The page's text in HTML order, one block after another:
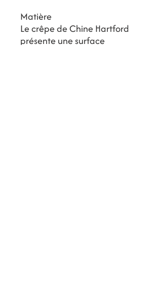
Matière
Le crêpe de Chine Hartford
présente une surface